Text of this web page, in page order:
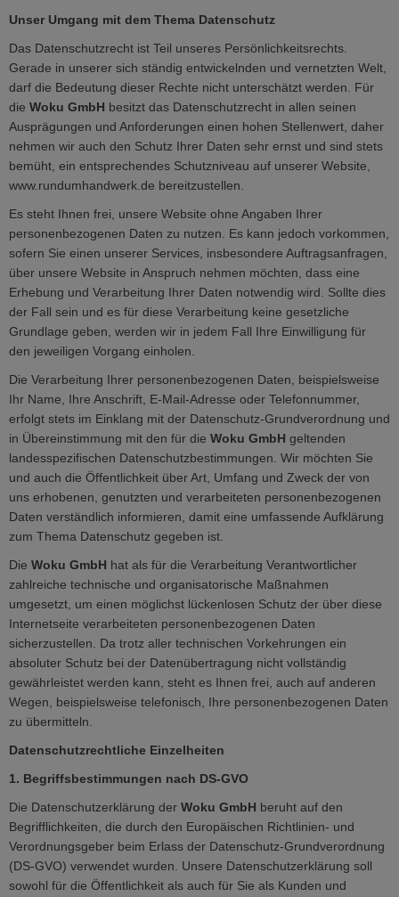
Unser Umgang mit dem Thema Datenschutz
Das Datenschutzrecht ist Teil unseres Persönlichkeitsrechts.
Gerade in unserer sich ständig entwickelnden und vernetzten Welt,
darf die Bedeutung dieser Rechte nicht unterschätzt werden. Für
die Woku GmbH besitzt das Datenschutzrecht in allen seinen
Ausprägungen und Anforderungen einen hohen Stellenwert, daher
nehmen wir auch den Schutz Ihrer Daten sehr ernst und sind stets
bemüht, ein entsprechendes Schutzniveau auf unserer Website,
www.rundumhandwerk.de bereitzustellen.
Es steht Ihnen frei, unsere Website ohne Angaben Ihrer
personenbezogenen Daten zu nutzen. Es kann jedoch vorkommen,
sofern Sie einen unserer Services, insbesondere Auftragsanfragen,
über unsere Website in Anspruch nehmen möchten, dass eine
Erhebung und Verarbeitung Ihrer Daten notwendig wird. Sollte dies
der Fall sein und es für diese Verarbeitung keine gesetzliche
Grundlage geben, werden wir in jedem Fall Ihre Einwilligung für
den jeweiligen Vorgang einholen.
Die Verarbeitung Ihrer personenbezogenen Daten, beispielsweise
Ihr Name, Ihre Anschrift, E-Mail-Adresse oder Telefonnummer,
erfolgt stets im Einklang mit der Datenschutz-Grundverordnung und
in Übereinstimmung mit den für die Woku GmbH geltenden
landesspezifischen Datenschutzbestimmungen. Wir möchten Sie
und auch die Öffentlichkeit über Art, Umfang und Zweck der von
uns erhobenen, genutzten und verarbeiteten personenbezogenen
Daten verständlich informieren, damit eine umfassende Aufklärung
zum Thema Datenschutz gegeben ist.
Die Woku GmbH hat als für die Verarbeitung Verantwortlicher
zahlreiche technische und organisatorische Maßnahmen
umgesetzt, um einen möglichst lückenlosen Schutz der über diese
Internetseite verarbeiteten personenbezogenen Daten
sicherzustellen. Da trotz aller technischen Vorkehrungen ein
absoluter Schutz bei der Datenübertragung nicht vollständig
gewährleistet werden kann, steht es Ihnen frei, auch auf anderen
Wegen, beispielsweise telefonisch, Ihre personenbezogenen Daten
zu übermitteln.
Datenschutzrechtliche Einzelheiten
1. Begriffsbestimmungen nach DS-GVO
Die Datenschutzerklärung der Woku GmbH beruht auf den
Begrifflichkeiten, die durch den Europäischen Richtlinien- und
Verordnungsgeber beim Erlass der Datenschutz-Grundverordnung
(DS-GVO) verwendet wurden. Unsere Datenschutzerklärung soll
sowohl für die Öffentlichkeit als auch für Sie als Kunden und